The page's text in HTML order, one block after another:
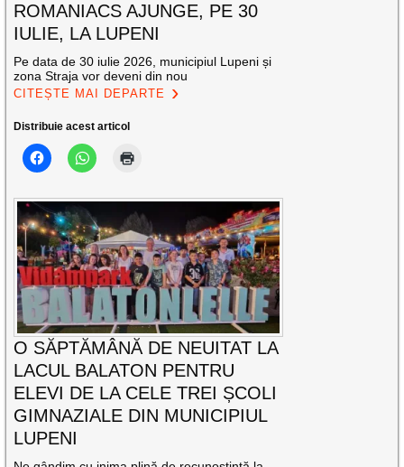
ROMANIACS AJUNGE, PE 30
IULIE, LA LUPENI
Pe data de 30 iulie 2026, municipiul Lupeni și
zona Straja vor deveni din nou
CITEȘTE MAI DEPARTE
Distribuie acest articol
O SĂPTĂMÂNĂ DE NEUITAT LA
LACUL BALATON PENTRU
ELEVI DE LA CELE TREI ȘCOLI
GIMNAZIALE DIN MUNICIPIUL
LUPENI